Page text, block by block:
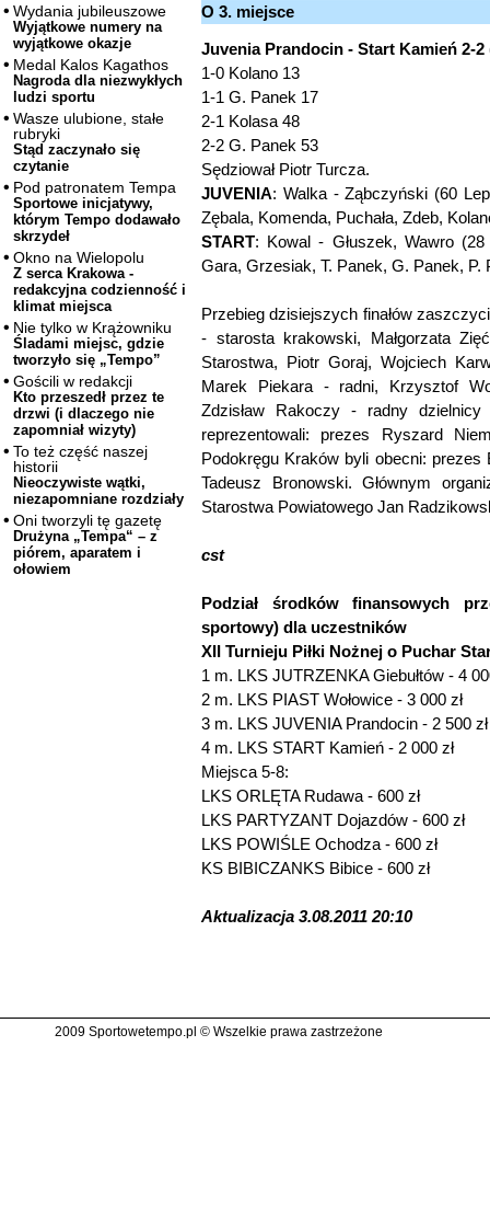
Wydania jubileuszowe
Wyjątkowe numery na
wyjątkowe okazje
Medal Kalos Kagathos
Nagroda dla niezwykłych
ludzi sportu
Wasze ulubione, stałe
rubryki
Stąd zaczynało się
czytanie
Pod patronatem Tempa
Sportowe inicjatywy,
którym Tempo dodawało
skrzydeł
Okno na Wielopolu
Z serca Krakowa -
redakcyjna codzienność i
klimat miejsca
Nie tylko w Krążowniku
Śladami miejsc, gdzie
tworzyło się „Tempo”
Gościli w redakcji
Kto przeszedł przez te
drzwi (i dlaczego nie
zapomniał wizyty)
To też część naszej
historii
Nieoczywiste wątki,
niezapomniane rozdziały
Oni tworzyli tę gazetę
Drużyna „Tempa“ – z
piórem, aparatem i
ołowiem
O 3. miejsce
Juvenia Prandocin - Start Kamień 2-2
1-0 Kolano 13
1-1 G. Panek 17
2-1 Kolasa 48
2-2 G. Panek 53
Sędziował Piotr Turcza.
JUVENIA: Walka - Ząbczyński (60
Zębala, Komenda, Puchała, Zdeb,
START: Kowal - Głuszek, Wawro
Gara, Grzesiak, T. Panek, G. Panek, P.
Przebieg dzisiejszych finałów
- starosta krakowski, Małgorzata
Starostwa, Piotr Goraj, Wojciech
Marek Piekara - radni, Krzysztof
Zdzisław Rakoczy - radny dzielnicy
reprezentowali: prezes Ryszard
Podokręgu Kraków byli obecni:
Tadeusz Bronowski. Głównym
Starostwa Powiatowego Jan
cst
Podział środków finansowych
sportowy) dla uczestników
XII Turnieju Piłki Nożnej o Puchar
1 m. LKS JUTRZENKA Giebułtów - 4
2 m. LKS PIAST Wołowice - 3 000 zł
3 m. LKS JUVENIA Prandocin - 2 500 zł
4 m. LKS START Kamień - 2 000 zł
Miejsca 5-8:
LKS ORLĘTA Rudawa - 600 zł
LKS PARTYZANT Dojazdów - 600 zł
LKS POWIŚLE Ochodza - 600 zł
KS BIBICZANKS Bibice - 600 zł
Aktualizacja 3.08.2011 20:10
2009 Sportowetempo.pl © Wszelkie prawa zastrzeżone